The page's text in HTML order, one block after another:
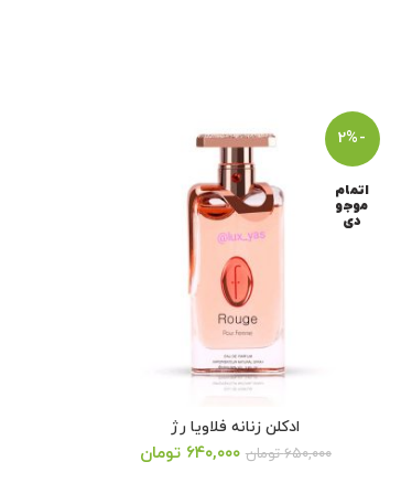
-2%
اتمام
موجو
دی
ادکلن زنانه فلاویا رژ
۶۵۰,۰۰۰ تومان ۶۴۰,۰۰۰ تومانقیمت